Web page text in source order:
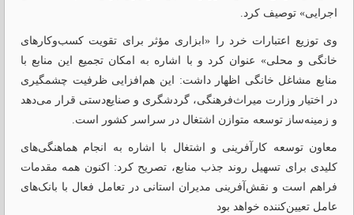
اجرایی» توصیف کرد.
‏‎وی توزیع اعتبارات خرد را «ابزاری مؤثر برای تقویت کسب‌وکارهای
خانگی و محلی» عنوان کرد و با اشاره به امکان تجمیع این منابع با
منابع مشاغل خانگی اظهار داشت: این هم‌افزایی ظرفیت چشمگیری
در اختیار وزارت میراث‌فرهنگی، گردشگری و صنایع‌دستی قرار می‌دهد
و زمینه‌ساز توسعه متوازن اشتغال در سراسر کشور است.
‏‎معاون توسعه کارآفرینی و اشتغال با اشاره به انجام هماهنگی‌های
کلیدی برای تسهیل روند جذب منابع، تصریح کرد: اکنون همه مقدمات
فراهم است و نقش‌آفرینی مدیران استانی در تعامل فعال با بانک‌های
عامل تعیین‌کننده خواهد بود